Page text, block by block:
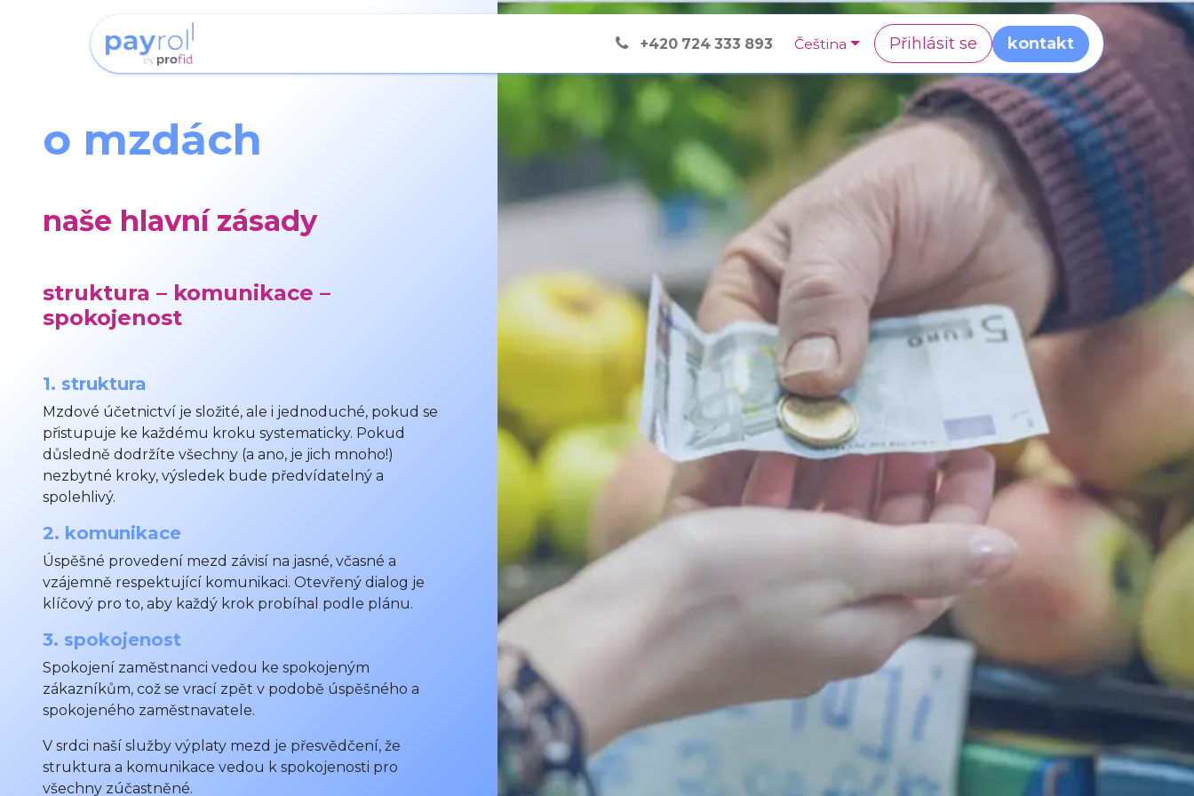
+420 724 333 893 Čeština Přihlásit se kontakt
o mzdách
naše hlavní zásady
struktura – komunikace –
spokojenost
1. struktura
Mzdové účetnictví je složité, ale i jednoduché, pokud se
přistupuje ke každému kroku systematicky. Pokud
důsledně dodržíte všechny (a ano, je jich mnoho!)
nezbytné kroky, výsledek bude předvídatelný a
spolehlivý.
2. komunikace
Úspěšné provedení mezd závisí na jasné, včasné a
vzájemně respektující komunikaci. Otevřený dialog je
klíčový pro to, aby každý krok probíhal podle plánu.
3. spokojenost
Spokojení zaměstnanci vedou ke spokojeným
zákazníkům, což se vrací zpět v podobě úspěšného a
spokojeného zaměstnavatele.
V srdci naší služby výplaty mezd je přesvědčení, že
struktura a komunikace vedou k spokojenosti pro
všechny zúčastněné.